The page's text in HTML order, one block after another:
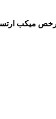
ارخص ميكب